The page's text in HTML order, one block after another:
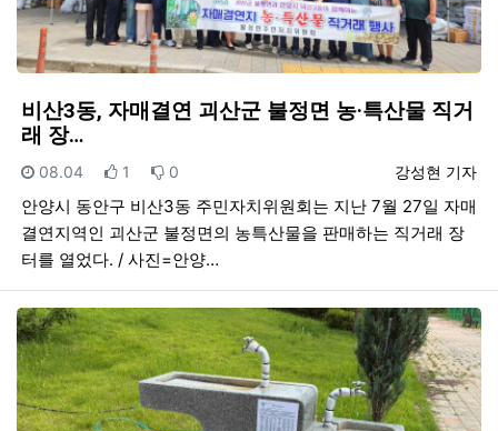
비산3동, 자매결연 괴산군 불정면 농·특산물 직거
래 장…
등록자
강성현 기자
등록일
08.04 추천
1 비추천
0
안양시 동안구 비산3동 주민자치위원회는 지난 7월 27일 자매
결연지역인 괴산군 불정면의 농특산물을 판매하는 직거래 장
터를 열었다. / 사진=안양…